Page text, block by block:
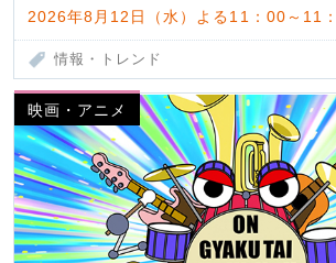
2026年8月12日（水）よる11：00～11
情報・トレンド
映画・アニメ